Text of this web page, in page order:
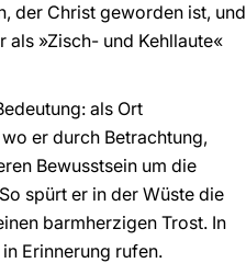
der Christ geworden ist, und
als »Zisch- und Kehllaute«
als Ort
er durch Betrachtung,
Bewusstsein um die
So spürt er in der Wüste die
barmherzigen Trost. In
Erinnerung rufen.